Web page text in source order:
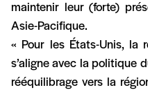
maintenir leur (forte)
Asie-Pacifique.
« Pour les États-Unis, la
s’aligne avec la politique
rééquilibrage vers la